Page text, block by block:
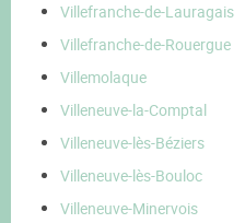
Villefranche-de-Lauragais
Villefranche-de-Rouergue
Villemolaque
Villeneuve-la-Comptal
Villeneuve-lès-Béziers
Villeneuve-lès-Bouloc
Villeneuve-Minervois